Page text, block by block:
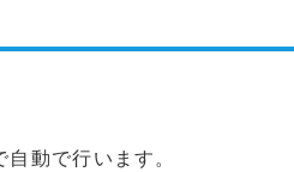
動で行います。